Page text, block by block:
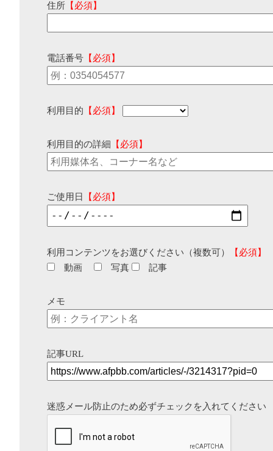
住所 【必須】
電話番号 【必須】
利用目的 【必須】
利用目的の詳細 【必須】
ご使用日 【必須】
利用コンテンツをお選びください（複数可）
【必須】
動画
写真 記事
メモ
記事URL
迷惑メール防止のため必ずチェックを入れてください